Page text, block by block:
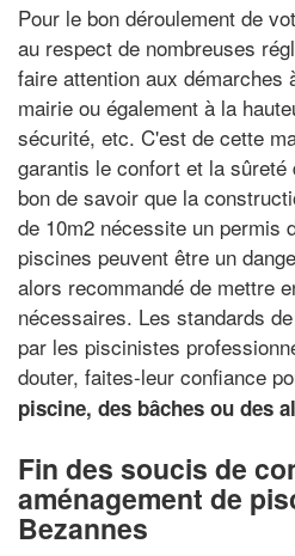
Pour le bon déroulement de
au respect de nombreuses
faire attention aux démarches
mairie ou également à la
sécurité, etc. C'est de cette
garantis le confort et la
bon de savoir que la
de 10m2 nécessite un permis
piscines peuvent être un
alors recommandé de mettre
nécessaires. Les standards
par les piscinistes
douter, faites-leur confiance
piscine, des bâches ou des
Fin des soucis de
aménagement de
Bezannes